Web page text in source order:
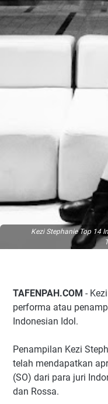
Kezi Stephanie Top 14
TAFENPAH.COM -
performa atau
Indonesian Idol.
Penampilan Kezi
telah mendapatkan
(SO) dari para juri
dan Rossa.